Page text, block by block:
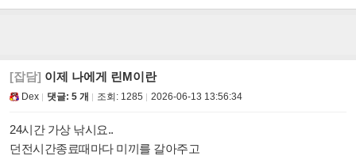
on/off
쓰
[잡담] 이제 나에게 린M이란
Dex 댓글: 5 개 조회: 1285 2026-06-13 13:56:34
24시간 가상 낚시요..
던전시간종료때마다 미끼를 갈아주고